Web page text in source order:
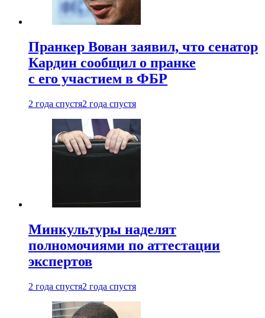
Пранкер Вован заявил, что сенатор
Кардин сообщил о пранке
с его участием в ФБР
2 года спустя2 года спустя
Минкультуры наделят
полномочиями по аттестации
экспертов
2 года спустя2 года спустя